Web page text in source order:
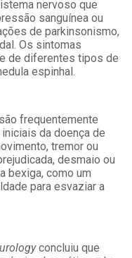
nervoso que
sanguínea ou
de parkinsonismo,
Os sintomas
de diferentes tipos de
espinhal.
frequentemente
da doença de
tremor ou
desmaio ou
bexiga, como um
para esvaziar a
concluiu que